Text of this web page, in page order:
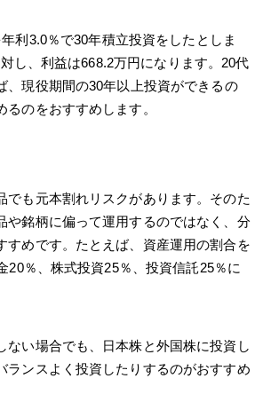
利3.0％で30年積立投資をしたとしま
し、利益は668.2万円になります。20代
、現役期間の30年以上投資ができるの
のをおすすめします。
でも元本割れリスクがあります。そのた
や銘柄に偏って運用するのではなく、分
すめです。たとえば、資産運用の割合を
20％、株式投資25％、投資信託25％に
ない場合でも、日本株と外国株に投資し
ランスよく投資したりするのがおすすめ